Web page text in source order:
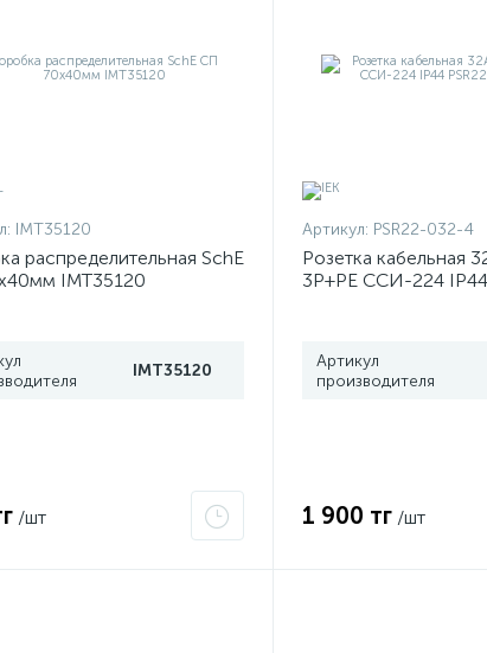
IMT35120
распределительная SchE
IMT35120
IMT35120
/шт
Артикул: PSR22-032-4
Розетка кабельная
3P+PЕ ССИ-224
Артикул
производителя
1 900 тг /шт